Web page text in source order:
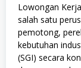
Lowongan
salah satu
pemotong,
kebutuhan
(SGI) secara